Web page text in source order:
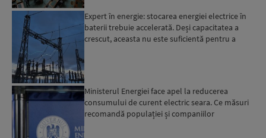
Expert în energie: stocarea energiei electrice în
baterii trebuie accelerată. Deși capacitatea a
crescut, aceasta nu este suficientă pentru a
Ministerul Energiei face apel la reducerea
consumului de curent electric seara. Ce măsuri
recomandă populației și companiilor